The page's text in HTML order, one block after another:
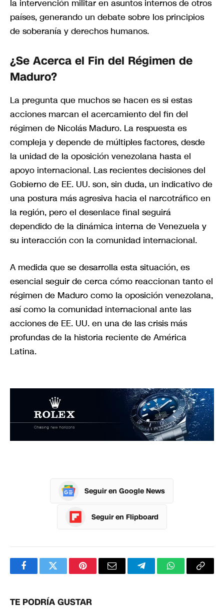
la intervención militar en asuntos internos de otros
países, generando un debate sobre los principios
de soberanía y derechos humanos.
¿Se Acerca el Fin del Régimen de
Maduro?
La pregunta que muchos se hacen es si estas
acciones marcan el acercamiento del fin del
régimen de Nicolás Maduro. La respuesta es
compleja y depende de múltiples factores, desde
la unidad de la oposición venezolana hasta el
apoyo internacional. Las recientes decisiones del
Gobierno de EE. UU. son, sin duda, un indicativo de
una postura más agresiva hacia el narcotráfico en
la región, pero el desenlace final seguirá
dependido de la dinámica interna de Venezuela y
su interacción con la comunidad internacional.
A medida que se desarrolla esta situación, es
esencial seguir de cerca cómo reaccionan tanto el
régimen de Maduro como la oposición venezolana,
así como la comunidad internacional ante las
acciones de EE. UU. en una de las crisis más
profundas de la historia reciente de América
Latina.
Seguir en Google News
Seguir en Flipboard
FacebookTwitterPinterestCorreoTelegramWhatsApp
TE PODRÍA GUSTAR